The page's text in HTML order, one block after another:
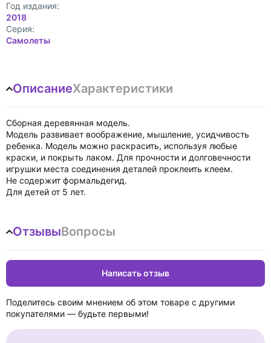
Год издания:
2018
Cерия:
Самолеты
ОписаниеХарактеристики
Сборная деревянная модель.
Модель развивает воображение, мышление, усидчивость
ребенка. Модель можно раскрасить, используя любые
краски, и покрыть лаком. Для прочности и долговечности
игрушки места соединения деталей проклеить клеем.
Не содержит формальдегид.
Для детей от 5 лет.
ОтзывыВопросы
Написать отзыв
Поделитесь своим мнением об этом товаре с другими
покупателями — будьте первыми!